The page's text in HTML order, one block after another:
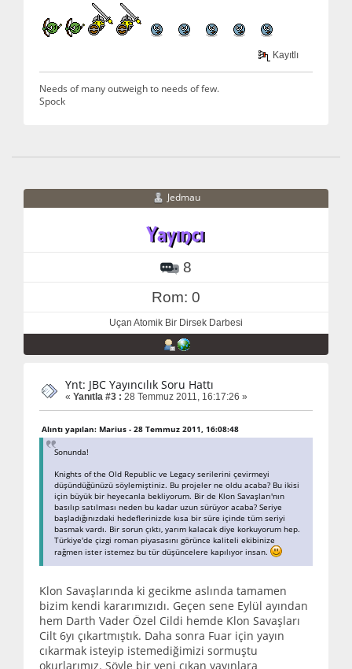
Kayıtlı
Needs of many outweigh to needs of few.
Spock
Jedmau
8
Rom: 0
Uçan Atomik Bir Dirsek Darbesi
Ynt: JBC Yayıncılık Soru Hattı
« Yanıtla #3 : 28 Temmuz 2011, 16:17:26 »
Alıntı yapılan: Marius - 28 Temmuz 2011, 16:08:48
Sonunda!
Knights of the Old Republic ve Legacy serilerini çevirmeyi
düşündüğünüzü söylemiştiniz. Bu projeler ne oldu acaba? Bu ikisi
için büyük bir heyecanla bekliyorum. Bir de Klon Savaşları'nın
basılıp satılması neden bu kadar uzun sürüyor acaba? Seriye
başladığınızdaki hedeflerinizde kısa bir süre içinde tüm seriyi
basmak vardı. Bir sorun çıktı, yarım kalacak diye korkuyorum hep.
Türkiye'de çizgi roman piyasasını görünce kaliteli ekibinize
rağmen ister istemez bu tür düşüncelere kapılıyor insan.
Klon Savaşlarında ki gecikme aslında tamamen
bizim kendi kararımızıdı. Geçen sene Eylül ayından
hem Darth Vader Özel Cildi hemde Klon Savaşları
Cilt 6yı çıkartmıştık. Daha sonra Fuar için yayın
cıkarmak isteyip istemediğimizi sormuştu
okurlarımız. Şöyle bir yeni çıkan yayınlara